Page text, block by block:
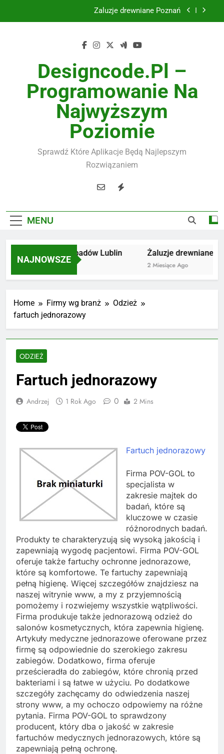
Żaluzje drewniane Poznań
Utylizacja odpadów Lublin
Żaluzje drewniane Poznań
Instalacje elektryczne Gdańsk
Designcode.pl –
Programowanie Na
Najwyższym
Poziomie
Sprawdź Które Aplikacje Będą Najlepszym
Rozwiązaniem
MENU
NAJNOWSZE
Utylizacja odpadów Lublin
2 Miesiące Ago
Żaluzje drewniane
2 Miesiące Ago
Home Firmy wg branż
Odzież
fartuch jednorazowy
ODZIEŻ
Fartuch jednorazowy
Andrzej 1 Rok Ago 0 2 Mins
Fartuch jednorazowy
Firma POV-GOL to
specjalista w
zakresie majtek do
badań, które są
kluczowe w czasie
różnorodnych badań.
Produkty te charakteryzują się wysoką jakością i
zapewniają wygodę pacjentowi. Firma POV-GOL
oferuje także fartuchy ochronne jednorazowe,
które są komfortowe. Te fartuchy zapewniają
pełną higienę. Więcej szczegółów znajdziesz na
naszej witrynie www, a my z przyjemnością
pomożemy i rozwiejemy wszystkie wątpliwości.
Firma produkuje także jednorazową odzież do
salonów kosmetycznych, która zapewnia higienę.
Artykuły medyczne jednorazowe oferowane przez
firmę są odpowiednie do szerokiego zakresu
zabiegów. Dodatkowo, firma oferuje
prześcieradła do zabiegów, które chronią przed
bakteriami i są łatwe w użyciu. Po dodatkowe
szczegóły zachęcamy do odwiedzenia naszej
strony www, a my ochoczo odpowiemy na różne
pytania. Firma POV-GOL to sprawdzony
producent, który dba o jakość w zakresie
fartuchów medycznych jednorazowych, które są
zapewniają pełną ochronę.